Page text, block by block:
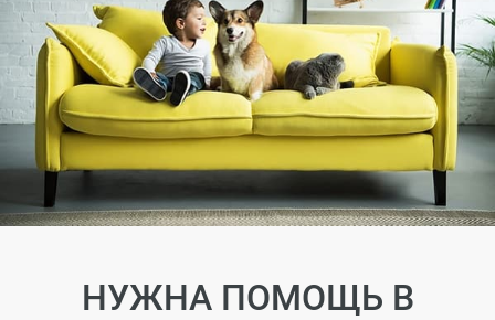
НУЖНА ПОМОЩЬ В